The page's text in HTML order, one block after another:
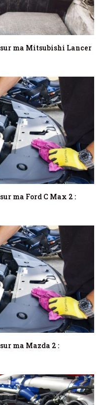
ma Mitsubishi Lancer
ma Ford C Max 2 :
ma Mazda 2 :